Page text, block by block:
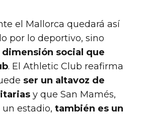
el Mallorca quedará así
por lo deportivo, sino
dimensión social que
. El Athletic Club reafirma
ser un altavoz de
y que San Mamés,
estadio, también es un